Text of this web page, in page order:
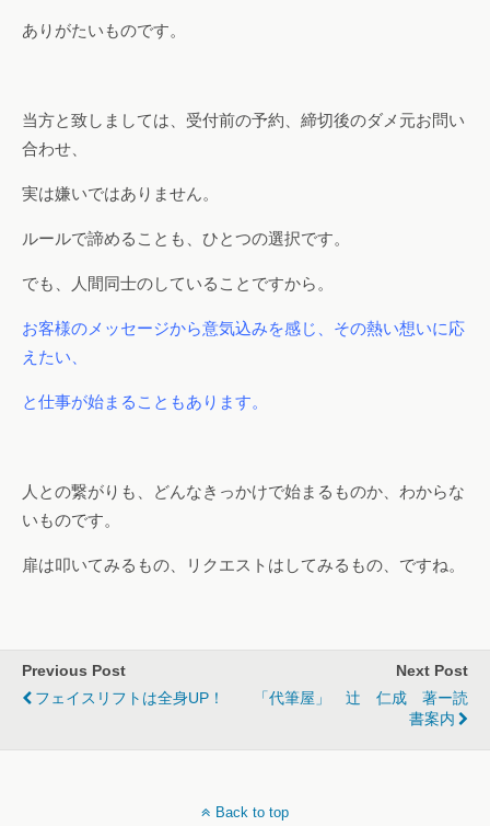
ありがたいものです。
当方と致しましては、受付前の予約、締切後のダメ元お問い
合わせ、
実は嫌いではありません。
ルールで諦めることも、ひとつの選択です。
でも、人間同士のしていることですから。
お客様のメッセージから意気込みを感じ、その熱い想いに応
えたい、
と仕事が始まることもあります。
人との繋がりも、どんなきっかけで始まるものか、わからな
いものです。
扉は叩いてみるもの、リクエストはしてみるもの、ですね。
Previous Post
フェイスリフトは全身UP！
Next Post
「代筆屋」 辻 仁成 著ー読
書案内
Back to top